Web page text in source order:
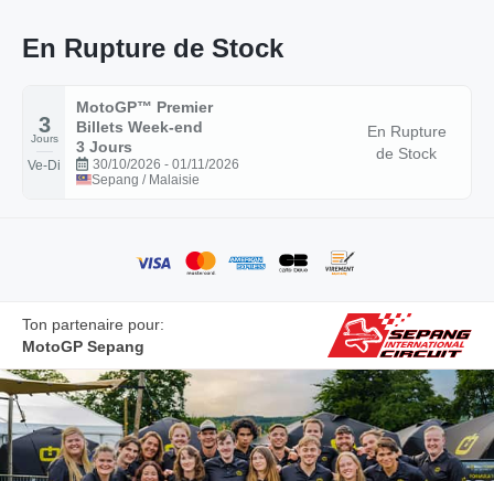
En Rupture de Stock
3
Jours
Ve-Di
MotoGP™ Premier
Billets Week-end
3 Jours
30/10/2026 - 01/11/2026
Sepang / Malaisie
En Rupture
de Stock
Ton partenaire pour:
MotoGP Sepang